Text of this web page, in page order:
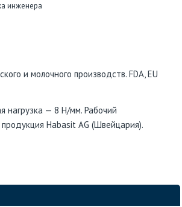
инженера
и молочного производств. FDA, EU
нагрузка — 8 Н/мм. Рабочий
Habasit AG (Швейцария).